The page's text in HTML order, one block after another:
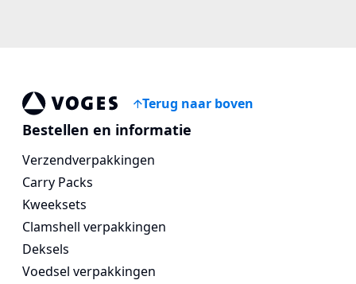
Voges Online Store
Terug naar boven
Bestellen en informatie
Verzendverpakkingen
Carry Packs
Kweeksets
Clamshell verpakkingen
Deksels
Voedsel verpakkingen